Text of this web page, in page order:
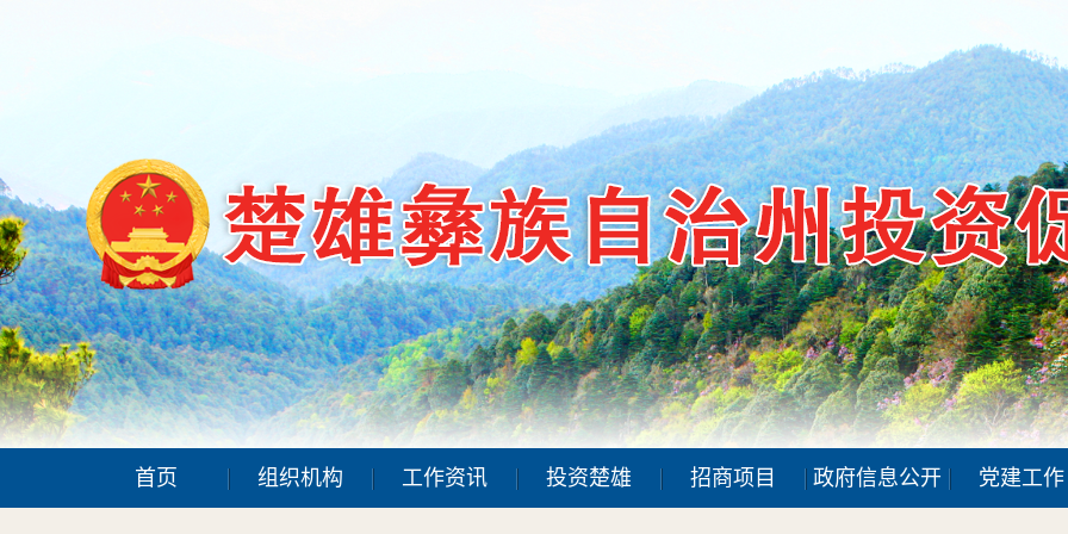
首页 组织机构 工作资讯 投资楚雄 招商项目 政府信息公开 党建工作